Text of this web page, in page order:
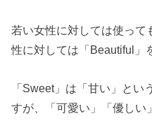
若い女性に対しては使って
性に対しては「Beautiful」
「Sweet」は「甘い」と
すが、「可愛い」「優しい